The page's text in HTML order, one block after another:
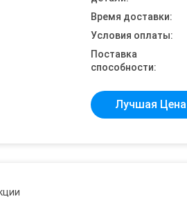
Время доставки:
Условия оплаты:
Поставка
способности:
Лучшая Цена